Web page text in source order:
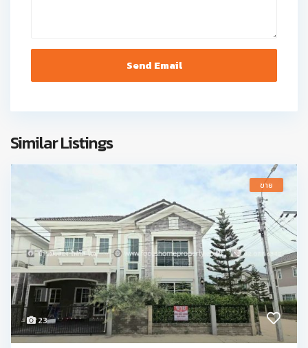
Similar Listings
23
ขาย